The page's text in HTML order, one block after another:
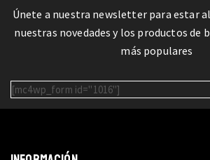
Únete a nuestra newsletter para estar
nuestras novedades y los productos de
más populares
[mc4wp_form id="1016"]